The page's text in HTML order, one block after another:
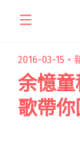
2016-03-15・
余憶
歌帶